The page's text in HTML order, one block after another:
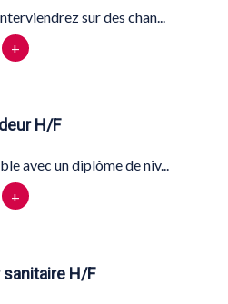
sur des chan...
+
H/F
avec un diplôme de niv...
+
H/F